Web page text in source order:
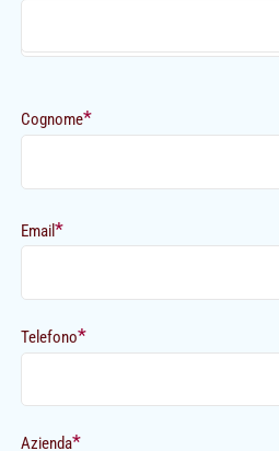
Cognome*
Email*
Telefono*
Azienda*